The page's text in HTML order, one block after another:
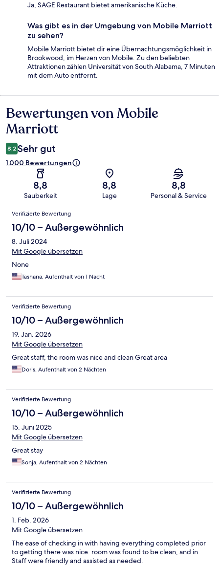
Ja, SAGE Restaurant bietet amerikanische Küche.
Was gibt es in der Umgebung von Mobile Marriott
zu sehen?
Mobile Marriott bietet dir eine Übernachtungsmöglichkeit in
Brookwood, im Herzen von Mobile. Zu den beliebten
Attraktionen zählen Universität von South Alabama, 7 Minuten
mit dem Auto entfernt.
Bewertungen
Bewertungen von Mobile
Marriott
8,2 Sehr gut
1.000 Bewertungen
8,8
Sauberkeit
8,8
Lage
8,8
Personal & Service
Bewertungen
Verifizierte Bewertung
10/10 – Außergewöhnlich
8. Juli 2024
Mit Google übersetzen
None
Tashana, Aufenthalt von 1 Nacht
Verifizierte Bewertung
10/10 – Außergewöhnlich
19. Jan. 2026
Mit Google übersetzen
Great staff, the room was nice and clean Great area
Doris, Aufenthalt von 2 Nächten
Verifizierte Bewertung
10/10 – Außergewöhnlich
15. Juni 2025
Mit Google übersetzen
Great stay
Sonja, Aufenthalt von 2 Nächten
Verifizierte Bewertung
10/10 – Außergewöhnlich
1. Feb. 2026
Mit Google übersetzen
The ease of checking in with having everything completed prior
to getting there was nice. room was found to be clean, and in
Staff were friendly and assisted as needed.